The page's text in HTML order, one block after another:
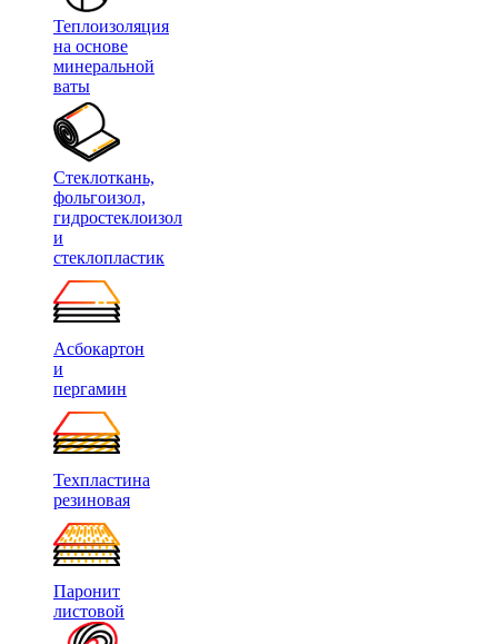
Теплоизоляция
на основе
минеральной
ваты
Стеклоткань,
фольгоизол,
гидростеклоизол
и
стеклопластик
Асбокартон
и
пергамин
Техпластина
резиновая
Паронит
листовой